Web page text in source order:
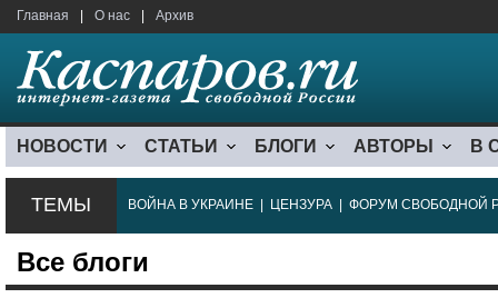
Главная О нас Архив
НОВОСТИ СТАТЬИ БЛОГИ АВТОРЫ В
ТЕМЫ ВОЙНА В УКРАИНЕ ЦЕНЗУРА ФОРУМ СВОБОДНОЙ
Все блоги